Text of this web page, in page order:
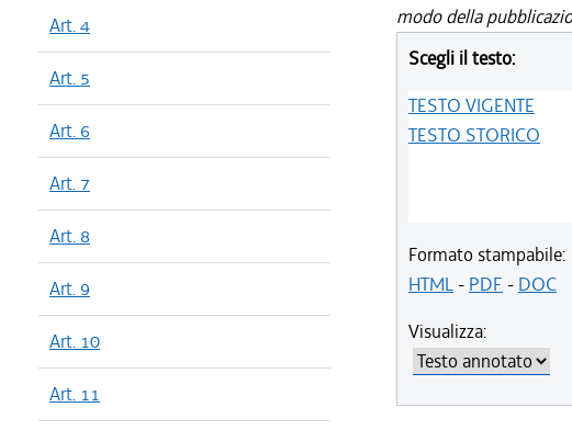
Art. 4
Art. 5
Art. 6
Art. 7
Art. 8
Art. 9
Art. 10
Art. 11
modo della
Scegli il testo:
TESTO VIGENTE
TESTO STORICO
Formato stampabile:
HTML- PDF - DOC
Visualizza: